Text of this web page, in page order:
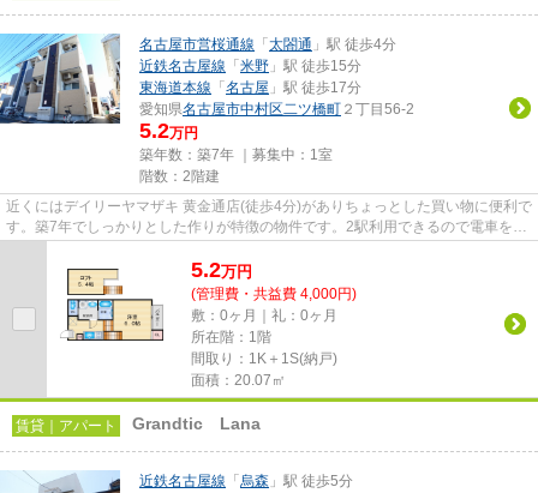
名古屋市営桜通線 「 太閤通 」駅 徒歩4分
近鉄名古屋線 「 米野 」駅 徒歩15分
東海道本線 「 名古屋 」駅 徒歩17分
愛知県名古屋市中村区二ツ橋町 ２丁目56-2
5.2万円
築年数：築7年 ｜募集中： 1室
階数：2階建
近くにはデイリーヤマザキ 黄金通店(徒歩4分)がありちょっとした買い物に便利で
す。築7年でしっかりとした作りが特徴の物件です。2駅利用できるので電車をよ
5.2万円
(管理費・共益費 4,000円)
敷：0ヶ月｜礼：0ヶ月
所在階：1階
間取り：1K＋1S(納戸)
面積：20.07㎡
賃貸｜アパート Grandtic Lana
近鉄名古屋線 「 烏森 」駅 徒歩5分